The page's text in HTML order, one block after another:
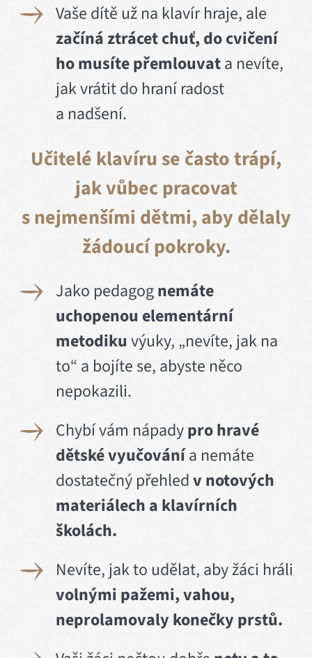
Vaše dítě už na klavír hraje, ale
začíná ztrácet chuť, do cvičení
ho musíte přemlouvata nevíte,
jak vrátit do hraní radost
a nadšení.
Učitelé klavíru se často trápí,
jak vůbec pracovat
s nejmenšími dětmi, aby dělaly
žádoucí pokroky.
Jako pedagognemáte
uchopenou elementární
metodiku výuky, „nevíte, jak na
to“ a bojíte se, abyste něco
nepokazili.
Chybí vám nápadypro hravé
dětské vyučovánía nemáte
dostatečný přehledv notových
materiálech a klavírních
školách.
Nevíte, jak to udělat, aby žáci hráli
volnými pažemi, vahou,
neprolamovaly konečky prstů.